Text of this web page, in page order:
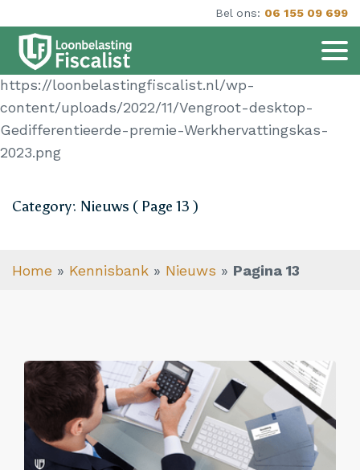
Bel ons: 06 155 09 699
https://loonbelastingfiscalist.nl/wp-
content/uploads/2022/11/Vengroot-desktop-
Gedifferentieerde-premie-Werkhervattingskas-
2023.png
Category: Nieuws ( Page 13 )
Home » Kennisbank » Nieuws » Pagina 13